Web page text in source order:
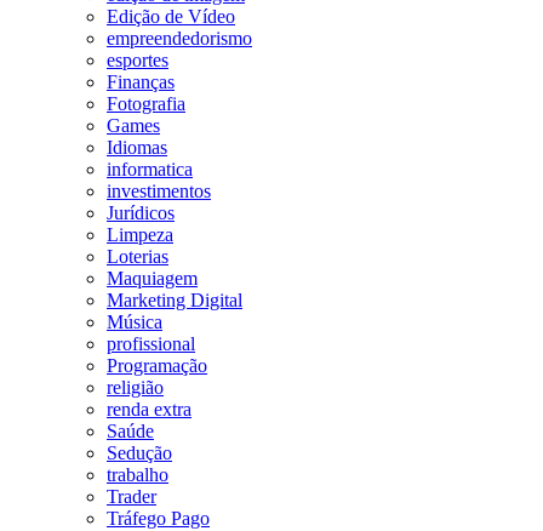
Edição de Vídeo
empreendedorismo
esportes
Finanças
Fotografia
Games
Idiomas
informatica
investimentos
Jurídicos
Limpeza
Loterias
Maquiagem
Marketing Digital
Música
profissional
Programação
religião
renda extra
Saúde
Sedução
trabalho
Trader
Tráfego Pago